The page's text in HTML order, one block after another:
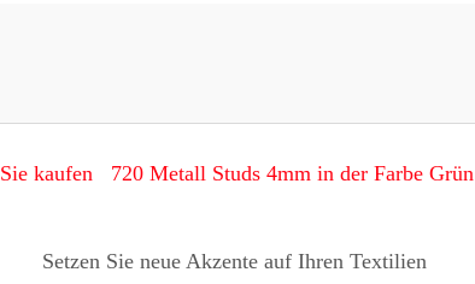
Sie kaufen 720 Metall Studs 4mm in der Farbe Grün
Setzen Sie neue Akzente auf Ihren Textilien